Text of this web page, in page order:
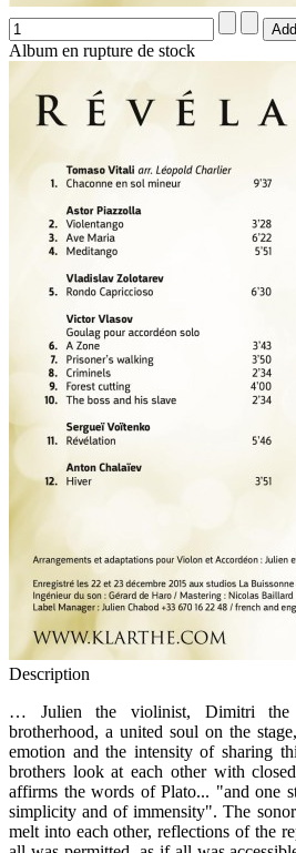
Album en rupture de stock
Description
… Julien the violinist, Dimitri the
brotherhood, a united soul on the
emotion and the intensity of sharing
brothers look at each other with
affirms the words of Plato... "and one
simplicity and of immensity". The
melt into each other, reflections of the